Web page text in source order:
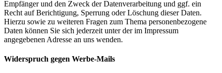
Empfänger und den Zweck der Datenverarbeitung und ggf. ein
Recht auf Berichtigung, Sperrung oder Löschung dieser Daten.
Hierzu sowie zu weiteren Fragen zum Thema personenbezogene
Daten können Sie sich jederzeit unter der im Impressum
angegebenen Adresse an uns wenden.
Widerspruch gegen Werbe-Mails